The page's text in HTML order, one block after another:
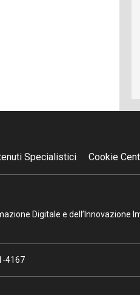
Specialistici Cookie
Digitale e dell’Innovazione
4167